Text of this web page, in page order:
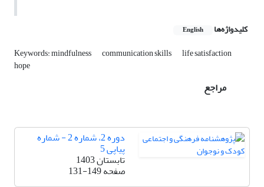
کلیدواژه‌ها English
Keywords: mindfulness communication skills life satisfaction
hope
مراجع
دوره 2، شماره 2 - شماره
پیاپی 5
تابستان 1403
صفحه131-149